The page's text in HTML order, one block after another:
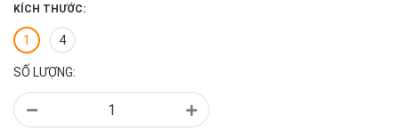
KÍCH THƯỚC:
1 4
SỐ LƯỢNG: